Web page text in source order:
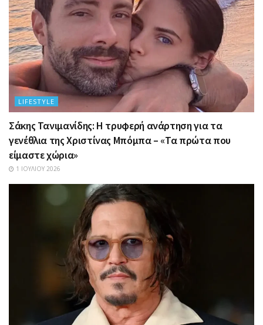
LIFESTYLE
Σάκης Τανιμανίδης: Η τρυφερή ανάρτηση για τα
γενέθλια της Χριστίνας Μπόμπα – «Τα πρώτα που
είμαστε χώρια»
1 ΙΟΥΛΊΟΥ 2026